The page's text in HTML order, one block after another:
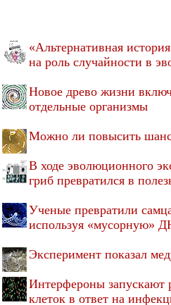
«Альтернативная
на роль случайности в
Новое древо жизни
отдельные организмы
Можно ли повысить
В ходе эволюционного
гриб превратился в
Ученые превратили
используя «мусорную»
Эксперимент показал
Интерфероны запускают
клеток в ответ на